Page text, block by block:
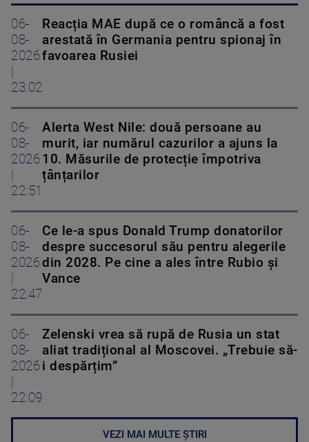
06-
08-
2026
|
23:02
Reacția MAE după ce o româncă a fost
arestată în Germania pentru spionaj în
favoarea Rusiei
06-
08-
2026
|
22:51
Alerta West Nile: două persoane au
murit, iar numărul cazurilor a ajuns la
10. Măsurile de protecție împotriva
țânțarilor
06-
08-
2026
|
22:47
Ce le-a spus Donald Trump donatorilor
despre succesorul său pentru alegerile
din 2028. Pe cine a ales între Rubio și
Vance
06-
08-
2026
|
22:09
Zelenski vrea să rupă de Rusia un stat
aliat tradițional al Moscovei. „Trebuie să-
i despărțim”
VEZI MAI MULTE ȘTIRI